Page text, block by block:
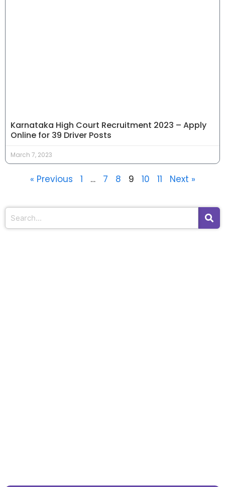
Karnataka High Court Recruitment 2023 – Apply
Online for 39 Driver Posts
March 7, 2023
« Previous 1 … 7 8 9 10 11 Next »